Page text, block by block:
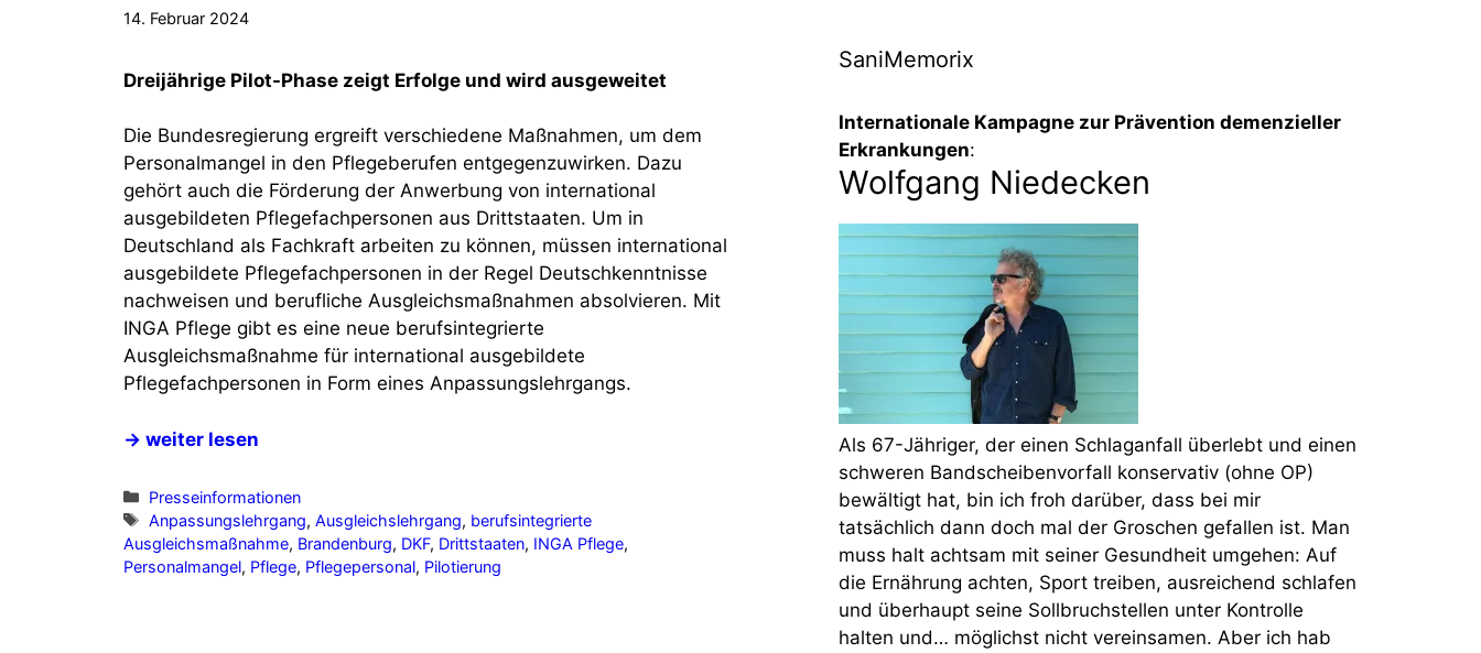
14. Februar 2024
Dreijährige Pilot-Phase zeigt Erfolge und wird ausgeweitet
Die Bundesregierung ergreift verschiedene Maßnahmen, um dem
Personalmangel in den Pflegeberufen entgegenzuwirken. Dazu
gehört auch die Förderung der Anwerbung von international
ausgebildeten Pflegefachpersonen aus Drittstaaten. Um in
Deutschland als Fachkraft arbeiten zu können, müssen international
ausgebildete Pflegefachpersonen in der Regel Deutschkenntnisse
nachweisen und berufliche Ausgleichsmaßnahmen absolvieren. Mit
INGA Pflege gibt es eine neue berufsintegrierte
Ausgleichsmaßnahme für international ausgebildete
Pflegefachpersonen in Form eines Anpassungslehrgangs.
→ weiter lesen
Kategorien
Presseinformationen
Schlagwörter
Anpassungslehrgang,Ausgleichslehrgang, berufsintegrierte
Ausgleichsmaßnahme, Brandenburg, DKF, Drittstaaten, INGA Pflege,
Personalmangel, Pflege, Pflegepersonal, Pilotierung
SaniMemorix
Internationale Kampagne zur Prävention demenzieller
Erkrankungen:
Wolfgang Niedecken
Als 67-Jähriger, der einen Schlaganfall überlebt und einen
schweren Bandscheibenvorfall konservativ (ohne OP)
bewältigt hat, bin ich froh darüber, dass bei mir
tatsächlich dann doch mal der Groschen gefallen ist. Man
muss halt achtsam mit seiner Gesundheit umgehen: Auf
die Ernährung achten, Sport treiben, ausreichend schlafen
und überhaupt seine Sollbruchstellen unter Kontrolle
halten und… möglichst nicht vereinsamen. Aber ich hab